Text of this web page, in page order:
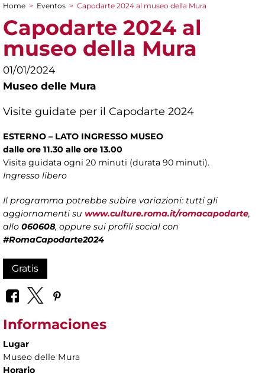
You are here
Home > Eventos > Capodarte 2024 al museo della Mura
Capodarte 2024 al
museo della Mura
01/01/2024
Museo delle Mura
Visite guidate per il Capodarte 2024
ESTERNO – LATO INGRESSO MUSEO
dalle ore 11.30 alle ore 13.00
Visita guidata ogni 20 minuti (durata 90 minuti).
Ingresso libero
Il programma potrebbe subire variazioni: tutti gli
aggiornamenti su www.culture.roma.it/romacapodarte,
allo 060608, oppure sui profili social con
#RomaCapodarte2024
Gratis
Informaciones
Lugar
Museo delle Mura
Horario